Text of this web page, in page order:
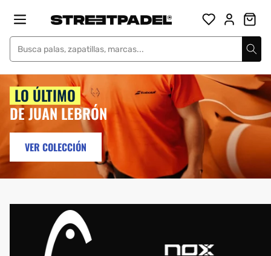
directamente
contenido
Street Padel
LO ÚLTIMO
DE JUAN LEBRÓN
VER COLECCIÓN